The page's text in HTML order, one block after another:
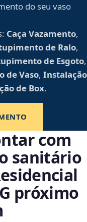
do seu vaso
Caça Vazamento,
de Ralo,
de Esgoto,
de Vaso, Instalação
de Box.
com
sanitário
próximo